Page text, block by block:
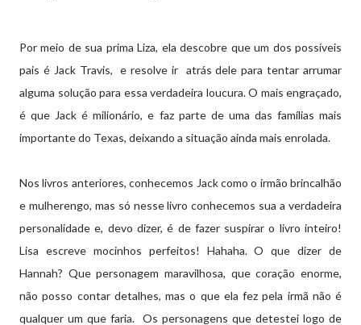
Por meio de sua prima Liza, ela descobre que um dos possíveis
pais é Jack Travis, e resolve ir atrás dele para tentar arrumar
alguma solução para essa verdadeira loucura. O mais engraçado,
é que Jack é milionário, e faz parte de uma das famílias mais
importante do Texas, deixando a situação ainda mais enrolada.
Nos livros anteriores, conhecemos Jack como o irmão brincalhão
e mulherengo, mas só nesse livro conhecemos sua a verdadeira
personalidade e, devo dizer, é de fazer suspirar o livro inteiro!
Lisa escreve mocinhos perfeitos! Hahaha. O que dizer de
Hannah? Que personagem maravilhosa, que coração enorme,
não posso contar detalhes, mas o que ela fez pela irmã não é
qualquer um que faria. Os personagens que detestei logo de